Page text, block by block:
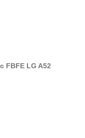
FBFE LG A52